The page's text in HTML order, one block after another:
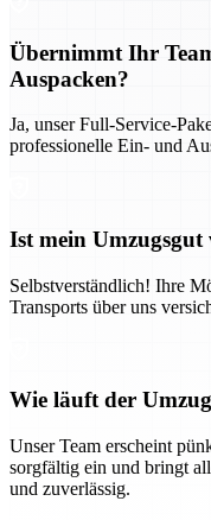
Übernimmt Ihr
Auspacken?
Ja, unser Full-Service-
professionelle Ein- und
Ist mein Umzugsgut
Selbstverständlich! Ihre
Transports über uns
Wie läuft der
Unser Team erscheint
sorgfältig ein und bringt
und zuverlässig.